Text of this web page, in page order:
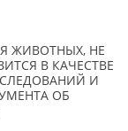
ЖИВОТНЫХ, НЕ
В КАЧЕСТВЕ
И
ОБ